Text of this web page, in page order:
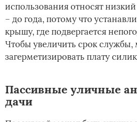
использования относят
– до года, потому что
крышу, где подвергается
Чтобы увеличить срок
загерметизировать плату
Пассивные уличные
дачи